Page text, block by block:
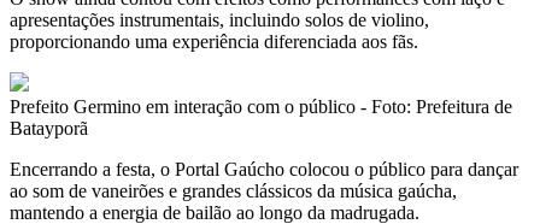
apresentações instrumentais, incluindo solos de violino,
proporcionando uma experiência diferenciada aos fãs.
Prefeito Germino em interação com o público - Foto: Prefeitura de
Batayporã
Encerrando a festa, o Portal Gaúcho colocou o público para dançar
ao som de vaneirões e grandes clássicos da música gaúcha,
mantendo a energia de bailão ao longo da madrugada.